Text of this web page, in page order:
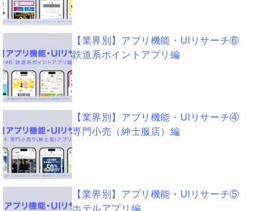
【業界別】アプリ機能・UIリサーチ⑥
鉄道系ポイントアプリ編
【業界別】アプリ機能・UIリサーチ④
専門小売（紳士服店）編
【業界別】アプリ機能・UIリサーチ⑤
ホテルアプリ編